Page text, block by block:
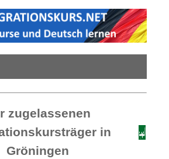
zugelassenen
in
Gröningen